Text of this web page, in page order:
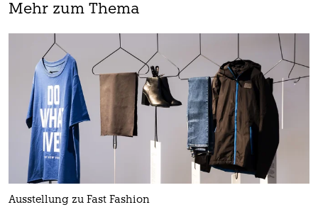
Mehr zum Thema
Ausstellung zu Fast Fashion